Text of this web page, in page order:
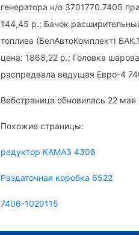
генератора н/о 3701770.7405
144,45 р.; Бачок
топлива (БелАвтоКомплект)
цена: 1868,22 р.; Головка
распредвала ведущая Евро-4
Вебстраница обновилась 22 мая
Похожие страницы:
редуктор КАМАЗ 4308
Раздаточная коробка 6522
7406-1029115